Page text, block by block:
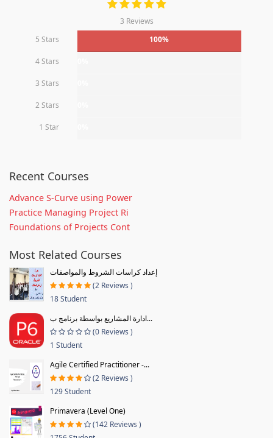
3 Reviews
5 Stars
100%
4 Stars
3 Stars
2 Stars
1 Star
Recent Courses
Advance S-Curve using Power
Practice Managing Project Ri
Foundations of Projects Cont
Most Related Courses
إعداد كراسات الشروط والمواصفات
(2 Reviews )
18 Student
ادارة المشاريع بواسطة برنامج ب...
(0 Reviews )
1 Student
Agile Certified Practitioner -...
(2 Reviews )
129 Student
Primavera (Level One)
(142 Reviews )